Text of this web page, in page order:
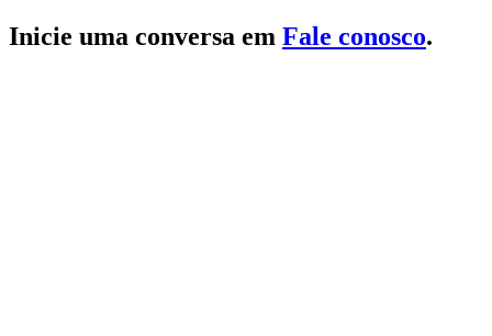
Inicie uma conversa em Fale conosco.